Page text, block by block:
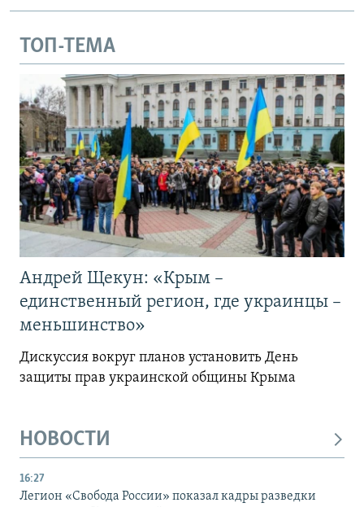
ТОП-ТЕМА
Андрей Щекун: «Крым –
единственный регион, где украинцы –
меньшинство»
Дискуссия вокруг планов установить День
защиты прав украинской общины Крыма
НОВОСТИ
16:27
Легион «Свобода России» показал кадры разведки